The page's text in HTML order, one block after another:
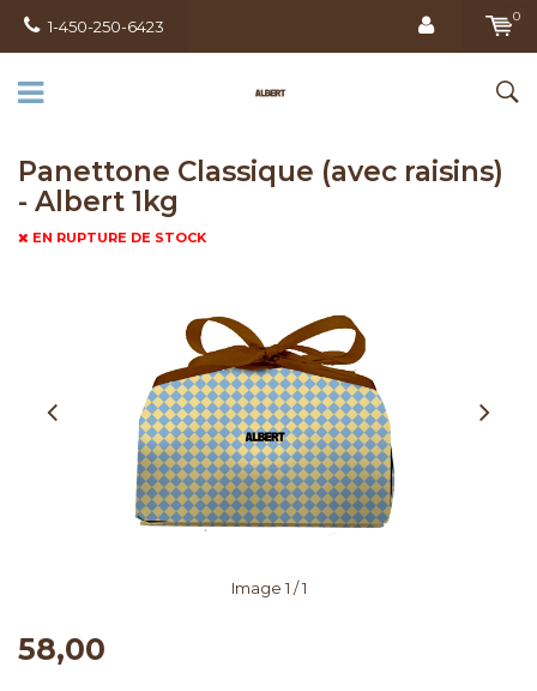
1-450-250-6423
0
Panettone Classique (avec raisins)
- Albert 1kg
EN RUPTURE DE STOCK
Image 1 / 1
58,00